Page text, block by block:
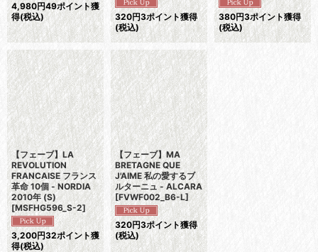
4,980円49ポイント獲
得(税込) 320円3ポイント獲得
(税込)
380円3ポイント獲得
(税込)
【フェーブ】LA
REVOLUTION
FRANCAISE フランス
革命 10個 - NORDIA
2010年 (S)
[MSFHG596_S-2]
3,200円32ポイント獲
得(税込)
【フェーブ】MA
BRETAGNE QUE
J'AIME 私の愛するブ
ルターニュ - ALCARA
[FVWF002_B6-L]
320円3ポイント獲得
(税込)